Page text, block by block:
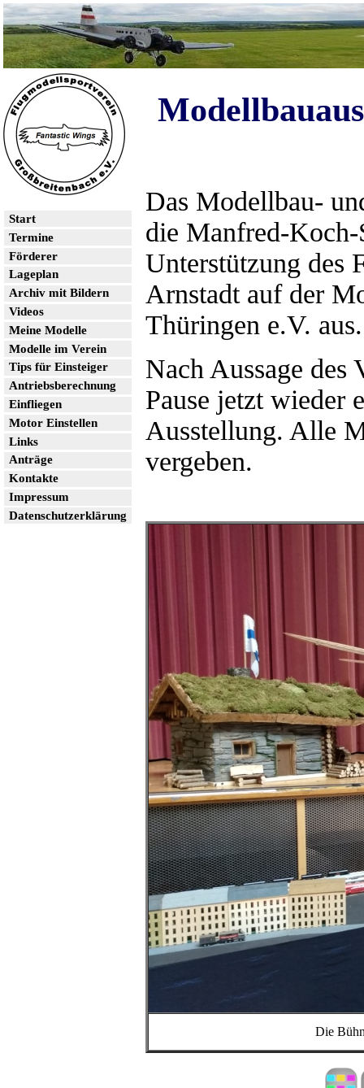
Start
Termine
Förderer
Lageplan
Archiv mit Bildern
Videos
Meine Modelle
Modelle im Verein
Tips für Einsteiger
Antriebsberechnung
Einfliegen
Motor Einstellen
Links
Anträge
Kontakte
Impressum
Datenschutzerklärung
Das Modellbau-
die Manfred-
Unterstützung des
Arnstadt auf der
Thüringen e.V. aus.
Nach Aussage des
Pause jetzt wieder
Ausstellung. Alle
vergeben.
Die